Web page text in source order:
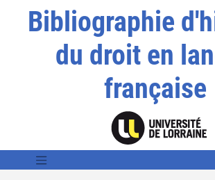
Bibliographie
du droit en
française